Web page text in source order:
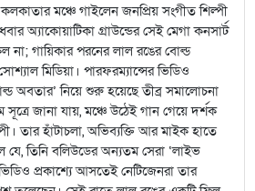
কলকাতার মঞ্চে গাইলেন জনপ্রিয় সংগীত শিল্পী
অ্যাকোয়াটিকা গ্রাউন্ডের সেই মেগা কনসার্ট
না; গায়িকার পরনের লাল রঙের বোল্ড
মিডিয়া। পারফরম্যান্সের ভিডিও
অবতার’ নিয়ে শুরু হয়েছে তীব্র সমালোচনা
সূত্রে জানা যায়, মঞ্চে উঠেই গান গেয়ে দর্শক
তার হাঁটাচলা, অভিব্যক্তি আর মাইক হাতে
যে, তিনি বলিউডের অন্যতম সেরা ‘লাইভ
প্রকাশ্যে আসতেই নেটিজেনরা তার